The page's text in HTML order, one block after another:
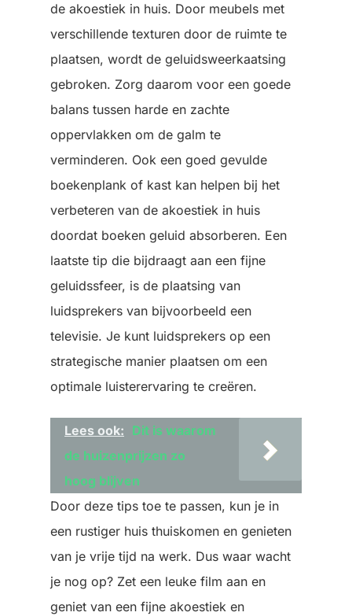
de akoestiek in huis. Door meubels met
verschillende texturen door de ruimte te
plaatsen, wordt de geluidsweerkaatsing
gebroken. Zorg daarom voor een goede
balans tussen harde en zachte
oppervlakken om de galm te
verminderen. Ook een goed gevulde
boekenplank of kast kan helpen bij het
verbeteren van de akoestiek in huis
doordat boeken geluid absorberen. Een
laatste tip die bijdraagt aan een fijne
geluidssfeer, is de plaatsing van
luidsprekers van bijvoorbeeld een
televisie. Je kunt luidsprekers op een
strategische manier plaatsen om een
optimale luisterervaring te creëren.
Lees ook: Dit is waarom
de huizenprijzen zo
hoog blijven
Door deze tips toe te passen, kun je in
een rustiger huis thuiskomen en genieten
van je vrije tijd na werk. Dus waar wacht
je nog op? Zet een leuke film aan en
geniet van een fijne akoestiek en